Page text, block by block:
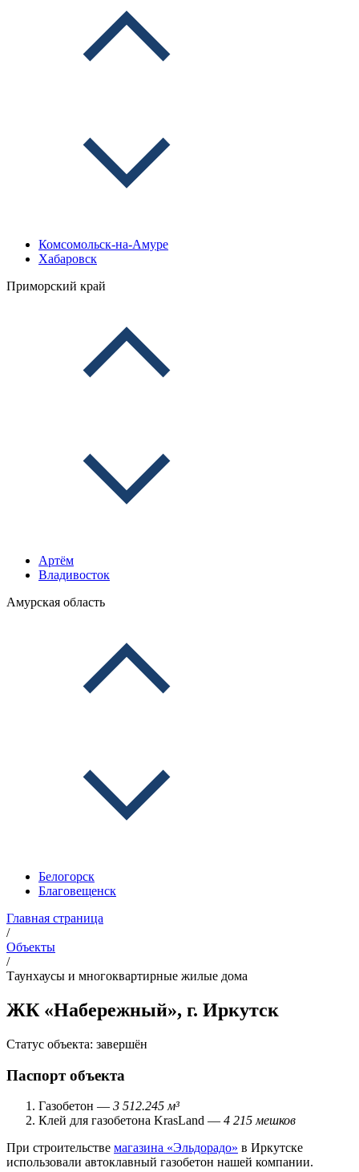
Комсомольск-на-Амуре
Хабаровск
Приморский край
Артём
Владивосток
Амурская область
Белогорск
Благовещенск
Главная страница
/
Объекты
/
Таунхаусы и многоквартирные жилые дома
ЖК «Набережный», г. Иркутск
Статус объекта: завершён
Паспорт объекта
Газобетон — 3 512.245 м³
Клей для газобетона KrasLand — 4 215 мешков
При строительстве магазина «Эльдорадо» в Иркутске
использовали автоклавный газобетон нашей компании.